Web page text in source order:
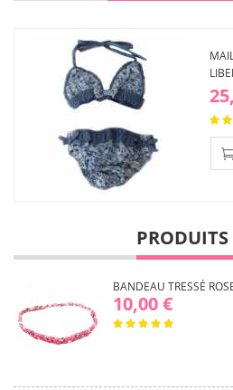
PRODUITS
BANDEAU TRESSÉ
10,00 €